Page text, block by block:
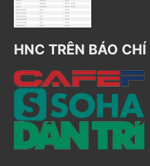
HNC TRÊN BÁO CHÍ